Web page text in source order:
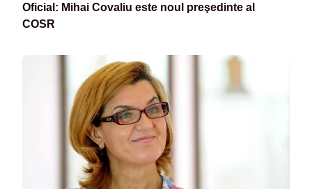
Oficial: Mihai Covaliu este noul preşedinte al
COSR